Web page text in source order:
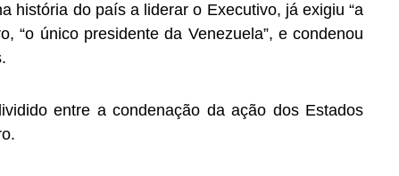
história do país a liderar o Executivo, já exigiu “a
“o único presidente da Venezuela”, e condenou
entre a condenação da ação dos Estados